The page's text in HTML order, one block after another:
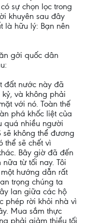
sự chọn lọc trong
khuyên sau đây
là hữu lý: Bạn nên
gởi quốc dân
đất nước này đã
và không phải
với nó. Toàn thế
phá khốc liệt của
quá nhiều người
sẽ không thể đương
thể sẽ chết vì
Bây giờ đã đến
từ tối nay. Tôi
hướng dẫn rất
trọng chúng ta
lan giữa các hộ
phép rời khỏi nhà vì
Mua sắm thực
phải giảm thiểu tối